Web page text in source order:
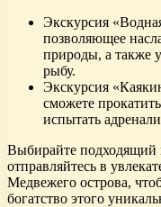
Экскурсия
позволяющее
природы, а также
рыбу.
Экскурсия
сможете
испытать
Выбирайте подходящий
отправляйтесь в
Медвежего острова,
богатство этого